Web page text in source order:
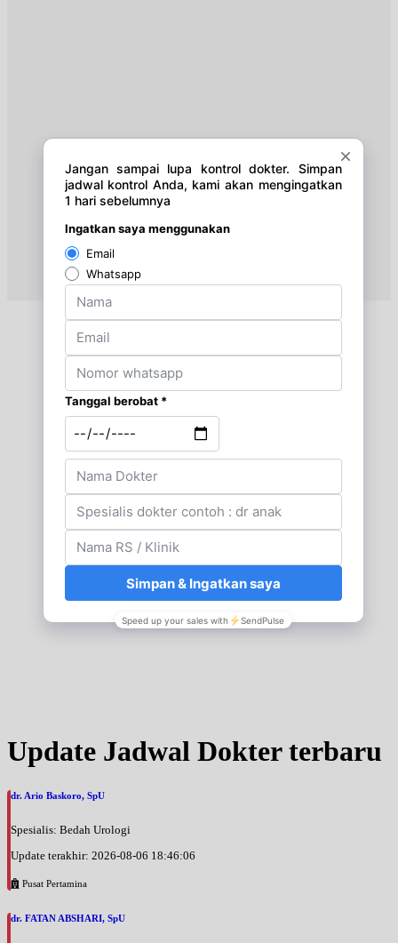
Update Jadwal Dokter terbaru
dr. Ario Baskoro, SpU
Spesialis: Bedah Urologi
Update terakhir: 2026-08-06 18:46:06
Pusat Pertamina
dr. FATAN ABSHARI, SpU